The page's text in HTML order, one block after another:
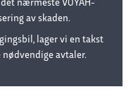
nærmeste VOYAH-
av skaden.
lager vi en takst
avtaler.